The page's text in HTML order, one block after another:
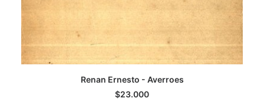
AGREGAR AL CARRITO
Renan Ernesto - Averroes
$23.000